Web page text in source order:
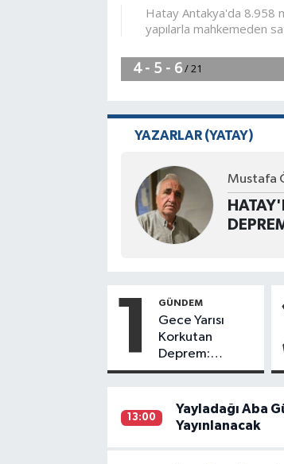
YAZARLAR (YATAY)
Mustafa
1 GÜNDEM
Gece Yarısı
Korkutan
Deprem:
Hatay’da da
13:00
Yayladağı Aba
Yayınlanacak